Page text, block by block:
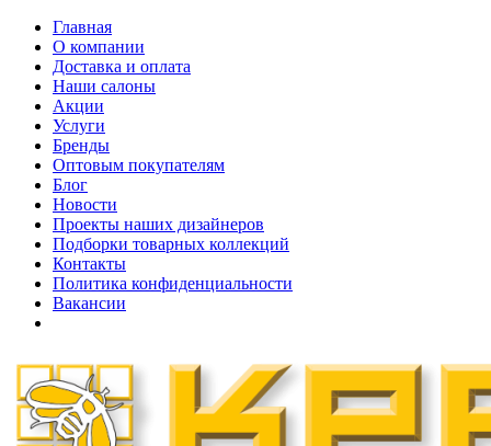
Главная
О компании
Доставка и оплата
Наши cалоны
Акции
Услуги
Бренды
Оптовым покупателям
Блог
Новости
Проекты наших дизайнеров
Подборки товарных коллекций
Контакты
Политика конфиденциальности
Вакансии